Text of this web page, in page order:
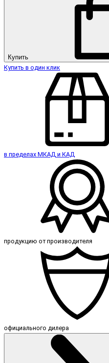
Купить
Купить в один клик
в пределах МКАД и КАД
продукцию от производителя
официального дилера